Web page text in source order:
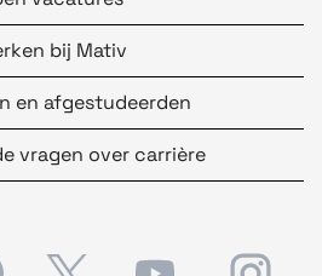
bij Mativ
en afgestudeerden
vragen over carrière
O O